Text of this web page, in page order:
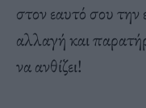
στον εαυτό σου την
αλλαγή και
να ανθίζει!